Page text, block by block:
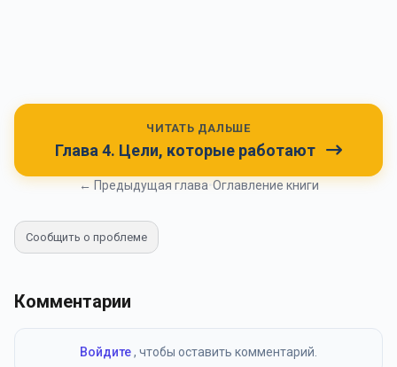
ЧИТАТЬ ДАЛЬШЕ
Глава 4. Цели, которые работают
← Предыдущая глава Оглавление книги
Сообщить о проблеме
Комментарии
Войдите, чтобы оставить комментарий.